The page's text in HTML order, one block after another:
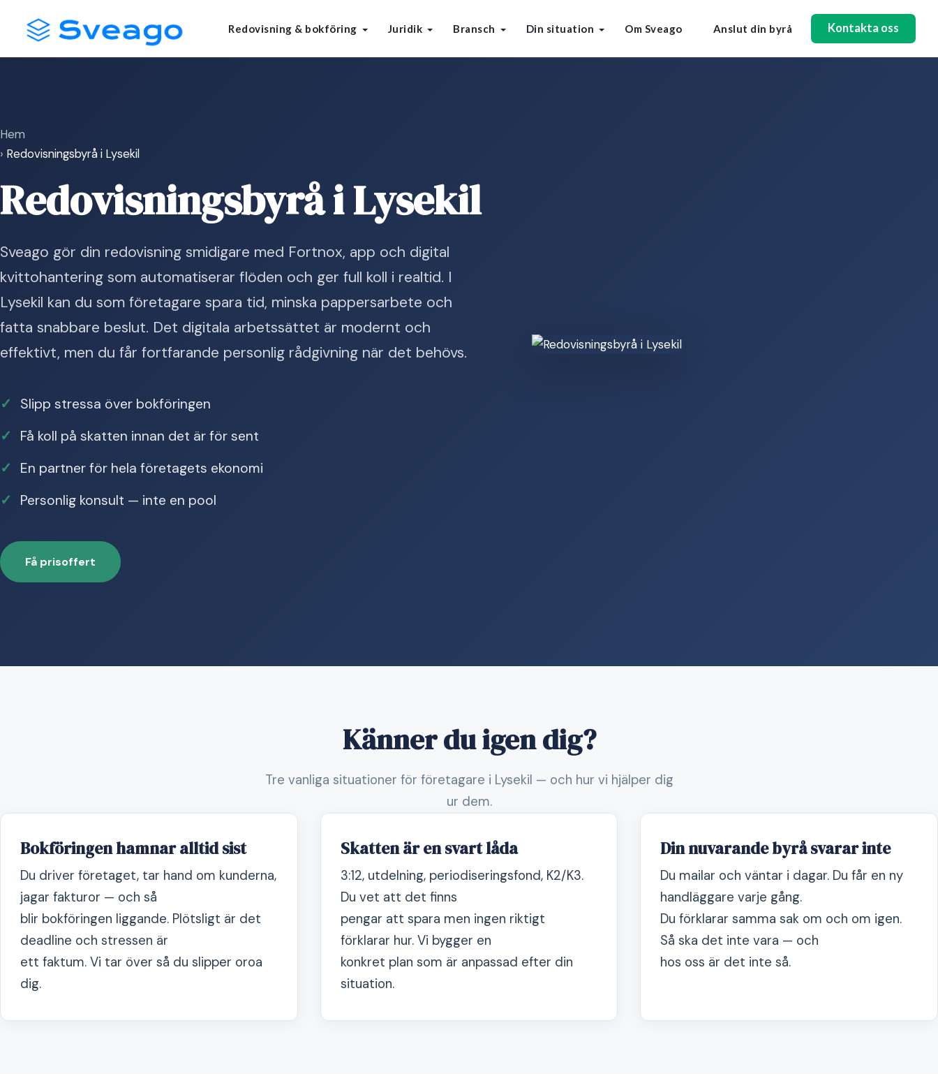
Redovisning & bokföring Juridik Bransch Din situation Om Sveago Anslut din byrå Kontakta oss
Hem
› Redovisningsbyrå i Lysekil
Redovisningsbyrå i Lysekil
Sveago gör din redovisning smidigare med Fortnox, app och digital
kvittohantering som automatiserar flöden och ger full koll i realtid. I
Lysekil kan du som företagare spara tid, minska pappersarbete och
fatta snabbare beslut. Det digitala arbetssättet är modernt och
effektivt, men du får fortfarande personlig rådgivning när det behövs.
Slipp stressa över bokföringen
Få koll på skatten innan det är för sent
En partner för hela företagets ekonomi
Personlig konsult — inte en pool
Få prisoffert
Känner du igen dig?
Tre vanliga situationer för företagare i Lysekil — och hur vi hjälper dig
ur dem.
Bokföringen hamnar alltid sist
Du driver företaget, tar hand om kunderna,
jagar fakturor — och så
blir bokföringen liggande. Plötsligt är det
deadline och stressen är
ett faktum. Vi tar över så du slipper oroa
dig.
Skatten är en svart låda
3:12, utdelning, periodiseringsfond, K2/K3.
Du vet att det finns
pengar att spara men ingen riktigt
förklarar hur. Vi bygger en
konkret plan som är anpassad efter din
situation.
Din nuvarande byrå svarar inte
Du mailar och väntar i dagar. Du får en ny
handläggare varje gång.
Du förklarar samma sak om och om igen.
Så ska det inte vara — och
hos oss är det inte så.